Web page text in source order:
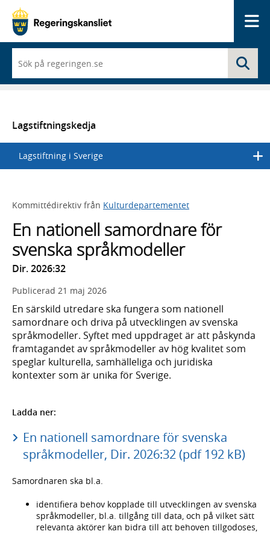
du
börjar
skriva
en
lista
med
sökförslag
Lagstiftningskedja
Lagstiftning i Sverige
Kommittédirektiv från Kulturdepartementet
En nationell samordnare för
svenska språkmodeller
Dir. 2026:32
Publicerad 21 maj 2026
En särskild utredare ska fungera som nationell
samordnare och driva på utvecklingen av svenska
språkmodeller. Syftet med uppdraget är att påskynda
framtagandet av språkmodeller av hög kvalitet som
speglar kulturella, samhälleliga och juridiska
kontexter som är unika för Sverige.
Ladda ner:
En nationell samordnare för svenska
språkmodeller, Dir. 2026:32 (pdf 192 kB)
Samordnaren ska bl.a.
identifiera behov kopplade till utvecklingen av svenska
språkmodeller, bl.a. tillgång till data, och på vilket sätt
relevanta aktörer kan bidra till att behoven tillgodoses,